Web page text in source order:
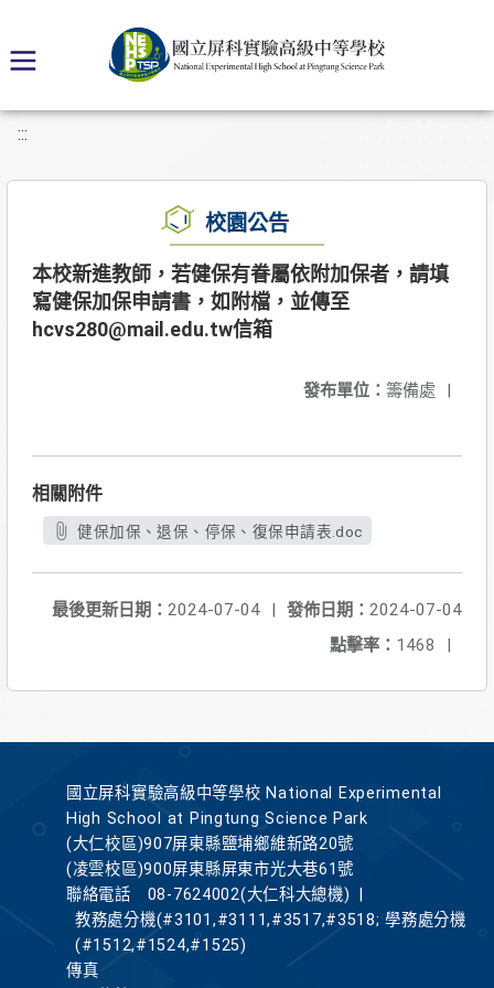
:::
校園公告
本校新進教師，若健保有眷屬依附加保者，請填
寫健保加保申請書，如附檔，並傳至
hcvs280@mail.edu.tw信箱
發布單位： 籌備處 |
相關附件
健保加保、退保、停保、復保申請表.doc
發佈日期： 2024-07-04
最後更新日期： 2024-07-04
|
點擊率： 1468 |
國立屏科實驗高級中等學校 National Experimental
High School at Pingtung Science Park
(大仁校區)907屏東縣鹽埔鄉維新路20號
(凌雲校區)900屏東縣屏東市光大巷61號
聯絡電話
08-7624002(大仁科大總機)
教務處分機(#3101,#3111,#3517,#3518; 學務處分機
(#1512,#1524,#1525)
傳真